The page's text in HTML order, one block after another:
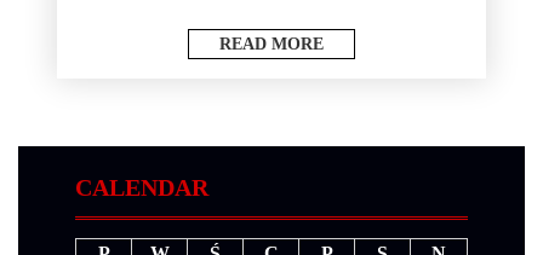
READ MORE
CALENDAR